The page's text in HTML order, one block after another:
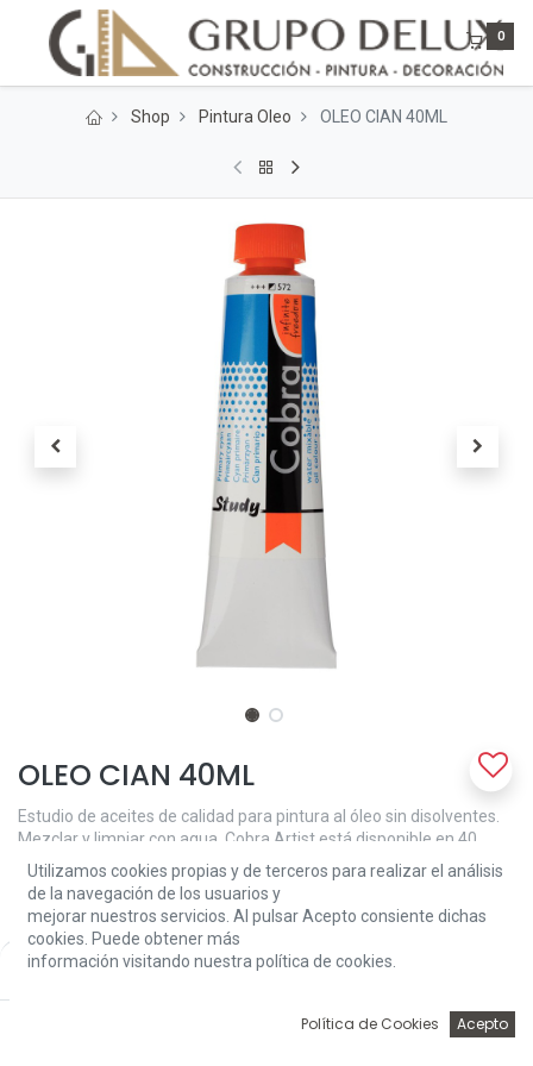
Price:
Add to Cart
0
Shop Pintura Oleo OLEO CIAN 40ML
OLEO CIAN 40ML
Estudio de aceites de calidad para pintura al óleo sin disolventes.
Mezclar y limpiar con agua. Cobra Artist está disponible en 40
colores. Cian primario 572.
6,70€
Utilizamos cookies propias y de terceros para realizar el análisis
de la navegación de los usuarios y
mejorar nuestros servicios. Al pulsar Acepto consiente dichas
cookies. Puede obtener más
información visitando nuestra política de cookies.
Política de Cookies Acepto